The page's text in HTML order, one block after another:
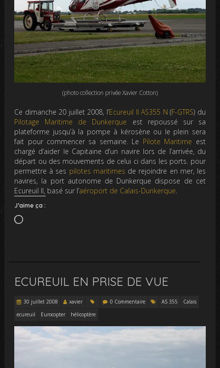
(photo collection privée Xavier Cotton)
Ce dimanche 20 juillet 2008, l’Ecureuil II AS355 N (F-GTRS) du
Pilotage Maritime de Dunkerque est repoussé sur sa
plateforme jusqu’à la pompe à kérosène ou le plein sera
fait pour commencer sa semaine. Le Pilote Maritime est
chargé d’aider le Capitaine d’un navire lors de l’arrivée, du
départ ou des mouvements de celui ci dans les ports. pour
permettre à ses pilotes maritimes de rejoindre en mer, les
navires, la port autonome de Dunkerque dispose de cet
Ecureuil II, basé sur l’aéroport de Calais-Dunkerque
J’aime ça :
Chargement…
ECUREUIL EN PRISE DE VUE
30 juillet 2008 xavier 0 Commentaire AS 355
Calais
ecureuil
Eurocopter hélicoptère